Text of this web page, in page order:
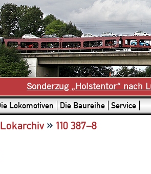
Sonderzug „Holstentor“ nach
Lokomotiven Die Baureihe Service
Lokarchiv» 110 387–8